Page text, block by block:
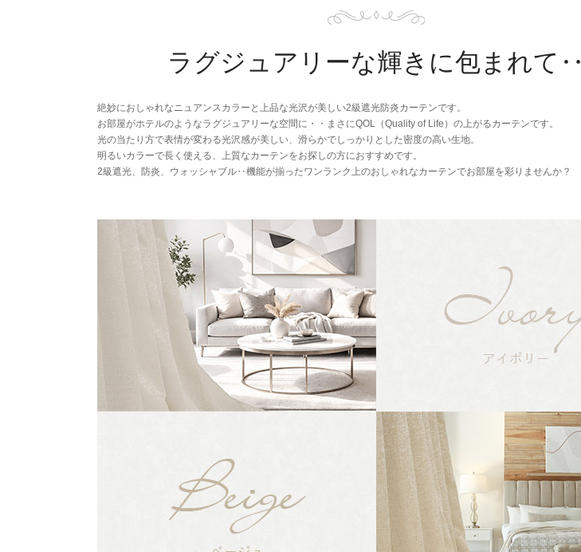
ラグジュアリーな輝きに包まれて‥
絶妙におしゃれなニュアンスカラーと上品な光沢が美しい2級遮光防炎カーテンです。
お部屋がホテルのようなラグジュアリーな空間に・・まさにQOL（Quality of Life）の上がるカーテンです。
光の当たり方で表情が変わる光沢感が美しい、滑らかでしっかりとした密度の高い生地。
明るいカラーで長く使える、上質なカーテンをお探しの方におすすめです。
2級遮光、防炎、ウォッシャブル‥機能が揃ったワンランク上のおしゃれなカーテンでお部屋を彩りませんか？